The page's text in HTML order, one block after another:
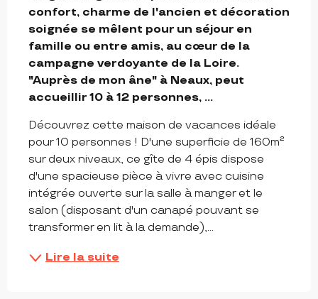
confort, charme de l'ancien et décoration
soignée se mêlent pour un séjour en
famille ou entre amis, au cœur de la
campagne verdoyante de la Loire.
"Auprès de mon âne" à Neaux, peut
accueillir 10 à 12 personnes, ...
Découvrez cette maison de vacances idéale
pour 10 personnes ! D'une superficie de 160m²
sur deux niveaux, ce gîte de 4 épis dispose
d'une spacieuse pièce à vivre avec cuisine
intégrée ouverte sur la salle à manger et le
salon (disposant d'un canapé pouvant se
transformer en lit à la demande),...
Lire la suite